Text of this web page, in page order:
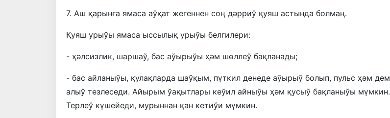
7. Аш қарынға ямаса аўқат жегеннен соң дәрриў қуяш астында болмаң.
Қуяш урыўы ямаса ыссылық урыўы белгилери:
- ҳәлсизлик, шаршаў, бас аўырыўы ҳәм шөллеў бақланады;
- бас айланыўы, қулақларда шаўқым, пүткил денеде аўырыў болып, пульс ҳәм дем
алыў тезлеседи. Айырым ўақытлары кеўил айныўы ҳәм қусыў бақланыўы мүмкин.
Терлеў күшейеди, мурыннан қан кетиўи мүмкин.